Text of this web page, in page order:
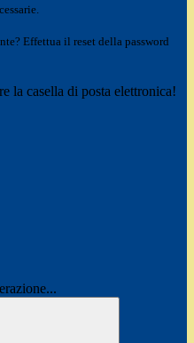
Effettua il reset della password
la casella di posta elettronica!